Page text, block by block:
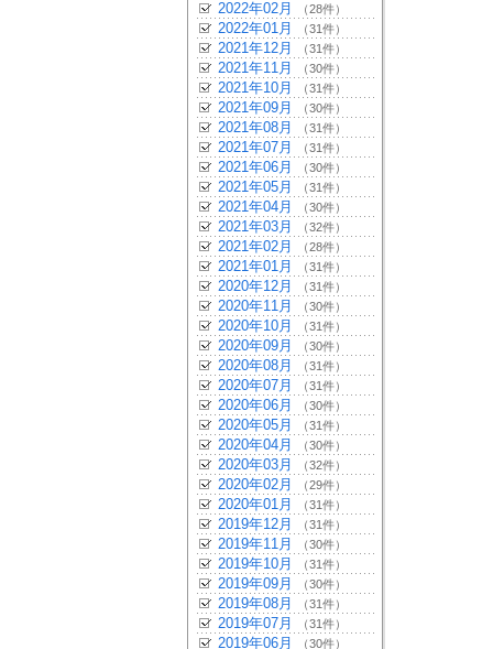
2022年02月 （28件）
2022年01月 （31件）
2021年12月 （31件）
2021年11月 （30件）
2021年10月 （31件）
2021年09月 （30件）
2021年08月 （31件）
2021年07月 （31件）
2021年06月 （30件）
2021年05月 （31件）
2021年04月 （30件）
2021年03月 （32件）
2021年02月 （28件）
2021年01月 （31件）
2020年12月 （31件）
2020年11月 （30件）
2020年10月 （31件）
2020年09月 （30件）
2020年08月 （31件）
2020年07月 （31件）
2020年06月 （30件）
2020年05月 （31件）
2020年04月 （30件）
2020年03月 （32件）
2020年02月 （29件）
2020年01月 （31件）
2019年12月 （31件）
2019年11月 （30件）
2019年10月 （31件）
2019年09月 （30件）
2019年08月 （31件）
2019年07月 （31件）
2019年06月 （30件）